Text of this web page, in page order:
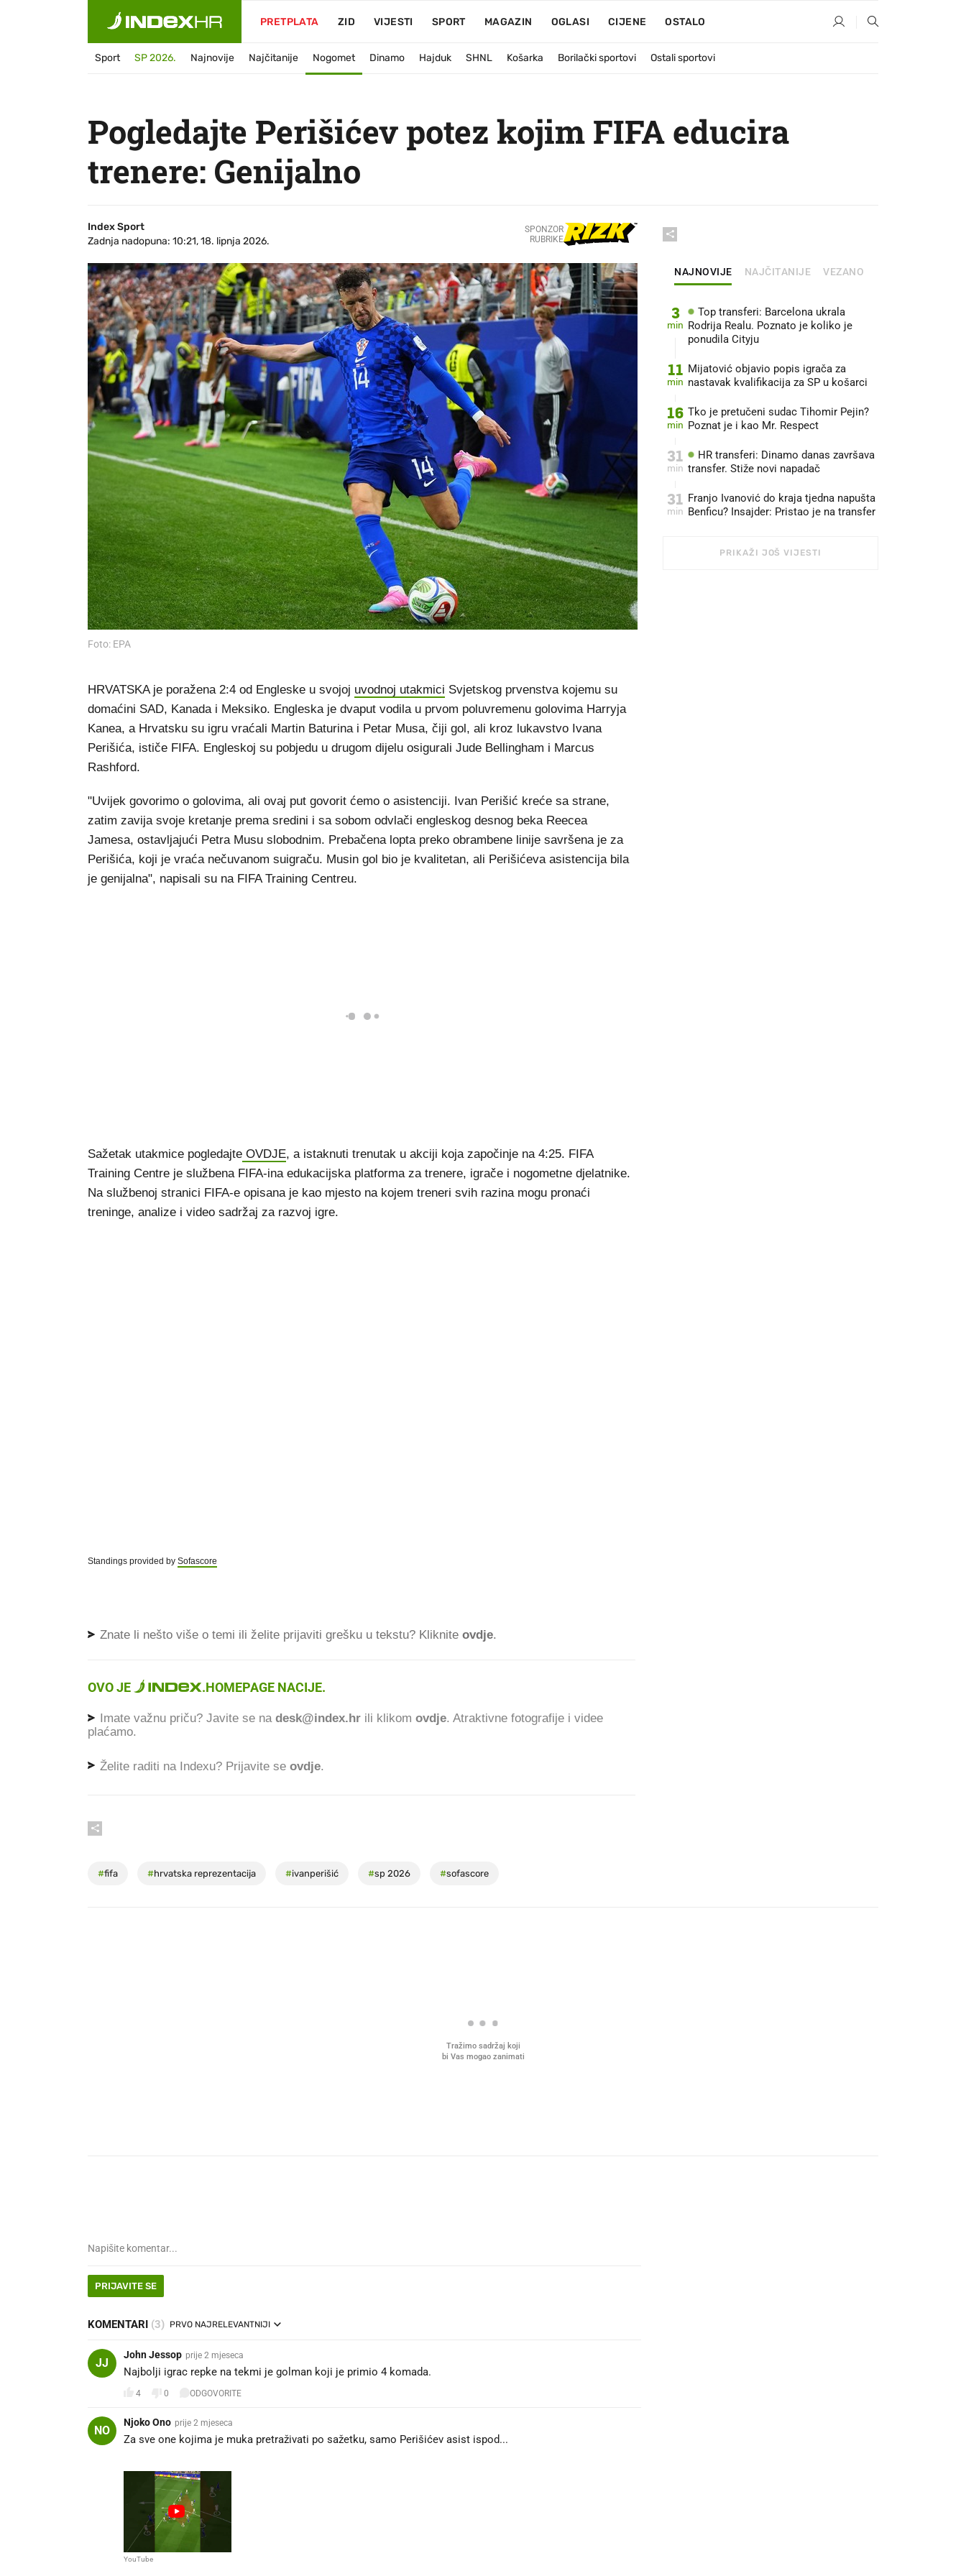
PRETPLATA ZID VIJESTI SPORT MAGAZIN OGLASI CIJENE OSTALO
Sport SP 2026. Najnovije Najčitanije Nogomet Dinamo Hajduk SHNL Košarka Borilački sportovi Ostali sportovi
Pogledajte Perišićev potez kojim FIFA educira
trenere: Genijalno
Index Sport
Zadnja nadopuna: 10:21, 18. lipnja 2026.
SPONZOR
RUBRIKE
Foto: EPA
HRVATSKA je poražena 2:4 od Engleske u svojoj uvodnoj utakmici Svjetskog prvenstva kojemu su
domaćini SAD, Kanada i Meksiko. Engleska je dvaput vodila u prvom poluvremenu golovima Harryja
Kanea, a Hrvatsku su igru vraćali Martin Baturina i Petar Musa, čiji gol, ali kroz lukavstvo Ivana
Perišića, ističe FIFA. Engleskoj su pobjedu u drugom dijelu osigurali Jude Bellingham i Marcus
Rashford.
"Uvijek govorimo o golovima, ali ovaj put govorit ćemo o asistenciji. Ivan Perišić kreće sa strane,
zatim zavija svoje kretanje prema sredini i sa sobom odvlači engleskog desnog beka Reecea
Jamesa, ostavljajući Petra Musu slobodnim. Prebačena lopta preko obrambene linije savršena je za
Perišića, koji je vraća nečuvanom suigraču. Musin gol bio je kvalitetan, ali Perišićeva asistencija bila
je genijalna", napisali su na FIFA Training Centreu.
Sažetak utakmice pogledajte OVDJE, a istaknuti trenutak u akciji koja započinje na 4:25. FIFA
Training Centre je službena FIFA-ina edukacijska platforma za trenere, igrače i nogometne djelatnike.
Na službenoj stranici FIFA-e opisana je kao mjesto na kojem treneri svih razina mogu pronaći
treninge, analize i video sadržaj za razvoj igre.
Standings provided by Sofascore
Znate li nešto više o temi ili želite prijaviti grešku u tekstu? Kliknite ovdje.
OVO JE .HOMEPAGE NACIJE.
Imate važnu priču? Javite se na desk@index.hr ili klikom ovdje. Atraktivne fotografije i videe
plaćamo.
Želite raditi na Indexu? Prijavite se ovdje.
#fifa #hrvatska reprezentacija #ivanperišić #sp 2026 #sofascore
NAJNOVIJE NAJČITANIJE VEZANO
3
min
Top transferi: Barcelona ukrala
Rodrija Realu. Poznato je koliko je
ponudila Cityju
11
min
Mijatović objavio popis igrača za
nastavak kvalifikacija za SP u košarci
16
min
Tko je pretučeni sudac Tihomir Pejin?
Poznat je i kao Mr. Respect
31
min
HR transferi: Dinamo danas završava
transfer. Stiže novi napadač
31
min
Franjo Ivanović do kraja tjedna napušta
Benficu? Insajder: Pristao je na transfer
PRIKAŽI JOŠ VIJESTI
Tražimo sadržaj koji
bi Vas mogao zanimati
PRIJAVITE SE
KOMENTARI (3) PRVO NAJRELEVANTNIJI
JJ
John Jessop prije 2 mjeseca
Najbolji igrac repke na tekmi je golman koji je primio 4 komada.
4 0 ODGOVORITE
NO
Njoko Ono prije 2 mjeseca
Za sve one kojima je muka pretraživati po sažetku, samo Perišićev asist ispod...
YouTube